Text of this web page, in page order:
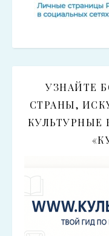
УЗНАЙТЕ
СТРАНЫ,
КУЛЬТУРНЫЕ